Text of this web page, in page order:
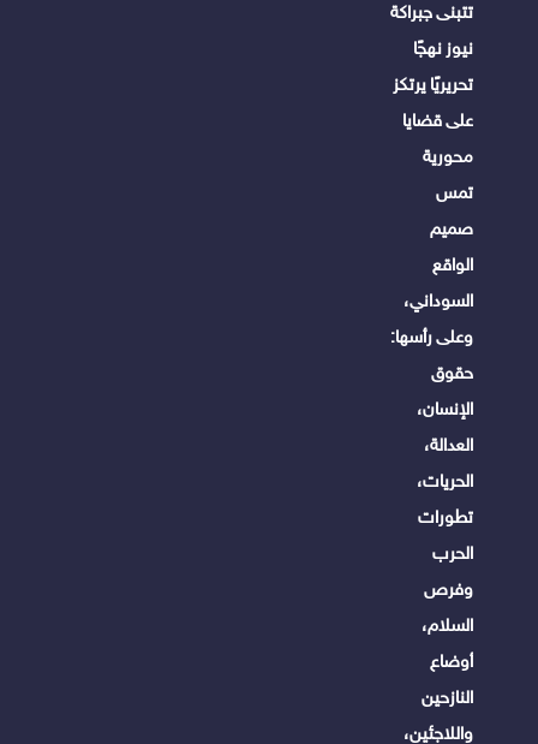
تتبنى جبراكة
نيوز نهجًا
تحريريًا يرتكز
على قضايا
محورية
تمس
صميم
الواقع
السوداني،
وعلى رأسها:
حقوق
الإنسان،
العدالة،
الحريات،
تطورات
الحرب
وفرص
السلام،
أوضاع
النازحين
واللاجئين،